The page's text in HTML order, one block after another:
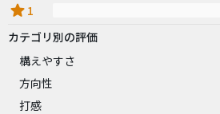
star 1
カテゴリ別の評価
構えやすさ
方向性
打感